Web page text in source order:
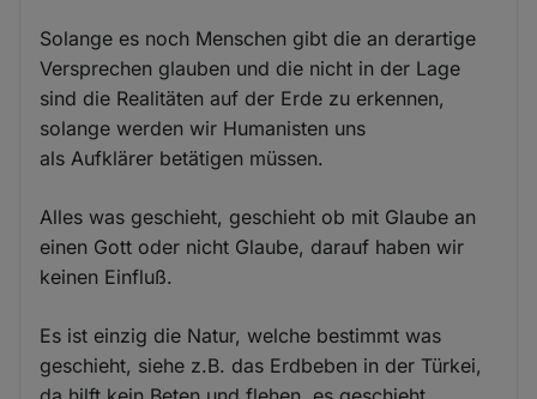
Solange es noch Menschen gibt die an derartige
Versprechen glauben und die nicht in der Lage
sind die Realitäten auf der Erde zu erkennen,
solange werden wir Humanisten uns
als Aufklärer betätigen müssen.
Alles was geschieht, geschieht ob mit Glaube an
einen Gott oder nicht Glaube, darauf haben wir
keinen Einfluß.
Es ist einzig die Natur, welche bestimmt was
geschieht, siehe z.B. das Erdbeben in der Türkei,